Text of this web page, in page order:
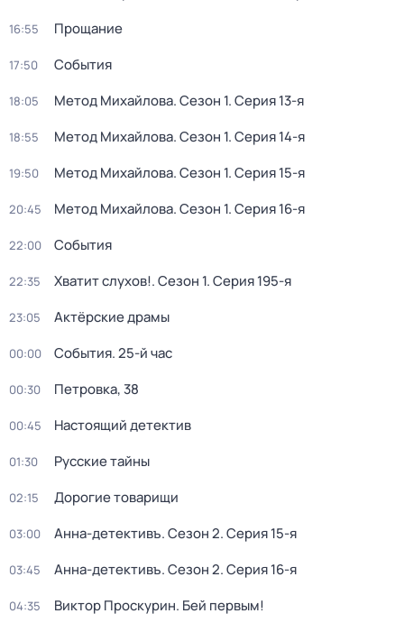
16:55 Прощание
17:50 События
18:05 Метод Михайлова. Сезон 1. Серия 13-я
18:55 Метод Михайлова. Сезон 1. Серия 14-я
19:50 Метод Михайлова. Сезон 1. Серия 15-я
20:45 Метод Михайлова. Сезон 1. Серия 16-я
22:00 События
22:35 Хватит слухов!. Сезон 1. Серия 195-я
23:05 Актёрские драмы
00:00 События. 25-й час
00:30 Петровка, 38
00:45 Настоящий детектив
01:30 Русские тайны
02:15 Дорогие товарищи
03:00 Анна-детективъ. Сезон 2. Серия 15-я
03:45 Анна-детективъ. Сезон 2. Серия 16-я
04:35 Виктор Проскурин. Бей первым!